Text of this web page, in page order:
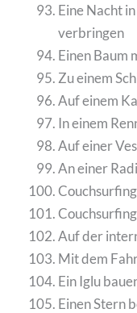
Eine Nacht
verbringen
Einen Baum
Zu einem
Auf einem
In einem
Auf einer
An einer
Couchsurfing
Auf der
Mit dem
Ein Iglu
Einen Stern